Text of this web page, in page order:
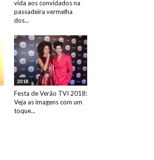
vida aos convidados na
passadeira vermelha
dos...
2018
Festa de Verão TVI 2018:
Veja as imagens com um
toque...